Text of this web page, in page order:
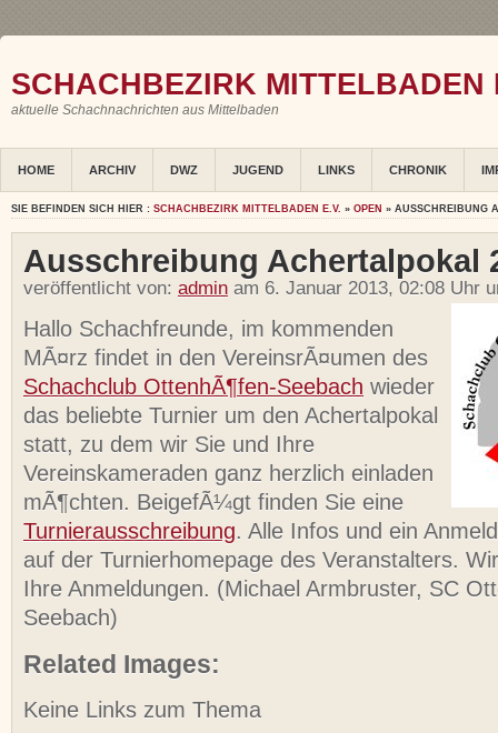
SCHACHBEZIRK MITTELBADEN
aktuelle Schachnachrichten aus Mittelbaden
HOME ARCHIV DWZ JUGEND LINKS CHRONIK
SIE BEFINDEN SICH HIER : SCHACHBEZIRK MITTELBADEN E.V. » OPEN » AUSSCHREIBUNG
Ausschreibung Achertalpokal
veröffentlicht von: admin am 6. Januar 2013, 02:08 Uhr
Hallo Schachfreunde, im kommenden
MÃ¤rz findet in den VereinsrÃ¤umen des
Schachclub OttenhÃ¶fen-Seebach wieder
das beliebte Turnier um den Achertalpokal
statt, zu dem wir Sie und Ihre
Vereinskameraden ganz herzlich einladen
mÃ¶chten. BeigefÃ¼gt finden Sie eine
Turnierausschreibung. Alle Infos und ein
auf der Turnierhomepage des Veranstalters.
Ihre Anmeldungen. (Michael Armbruster, SC
Seebach)
Related Images:
Keine Links zum Thema